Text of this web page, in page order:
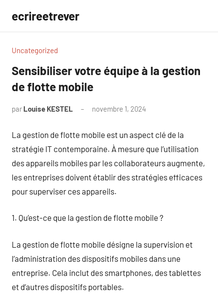
contenu
ecrireetrever
Uncategorized
Sensibiliser votre équipe à la gestion
de flotte mobile
par Louise KESTEL novembre 1, 2024
La gestion de flotte mobile est un aspect clé de la
stratégie IT contemporaine. À mesure que l’utilisation
des appareils mobiles par les collaborateurs augmente,
les entreprises doivent établir des stratégies efficaces
pour superviser ces appareils.
1. Qu’est-ce que la gestion de flotte mobile ?
La gestion de flotte mobile désigne la supervision et
l’administration des dispositifs mobiles dans une
entreprise. Cela inclut des smartphones, des tablettes
et d’autres dispositifs portables.